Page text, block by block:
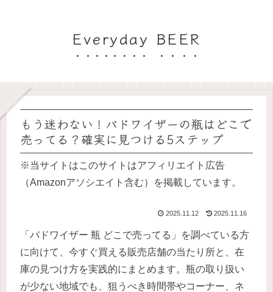
Everyday BEER
もう迷わない！バドワイザーの瓶はどこで
売ってる？確実に見つける5ステップ
※当サイトはこのサイトはアフィリエイト広告
（Amazonアソシエイト含む）を掲載しています。
2025.11.12 2025.11.16
「バドワイザー 瓶 どこで売ってる」を調べている方
に向けて、今すぐ買える販売店舗の当たり所と、在
庫の見つけ方を実践的にまとめます。瓶の取り扱い
が少ない地域でも、狙うべき時間帯やコーナー、ネ